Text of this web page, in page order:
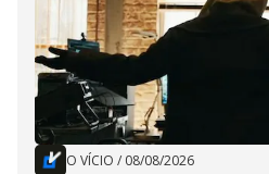
O VÍCIO / 08/08/2026